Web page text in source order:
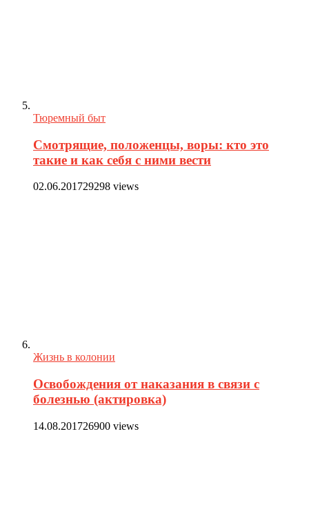
Тюремный быт
Смотрящие, положенцы, воры: кто это
такие и как себя с ними вести
02.06.201729298 views
Жизнь в колонии
Освобождения от наказания в связи с
болезнью (актировка)
14.08.201726900 views